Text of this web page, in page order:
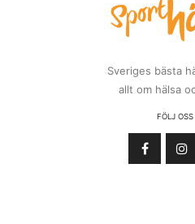
Sveriges bästa
allt om hälsa
FÖLJ OSS